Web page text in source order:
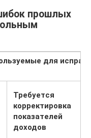
прошлых
для
Требуется
корректировка
показателей
доходов